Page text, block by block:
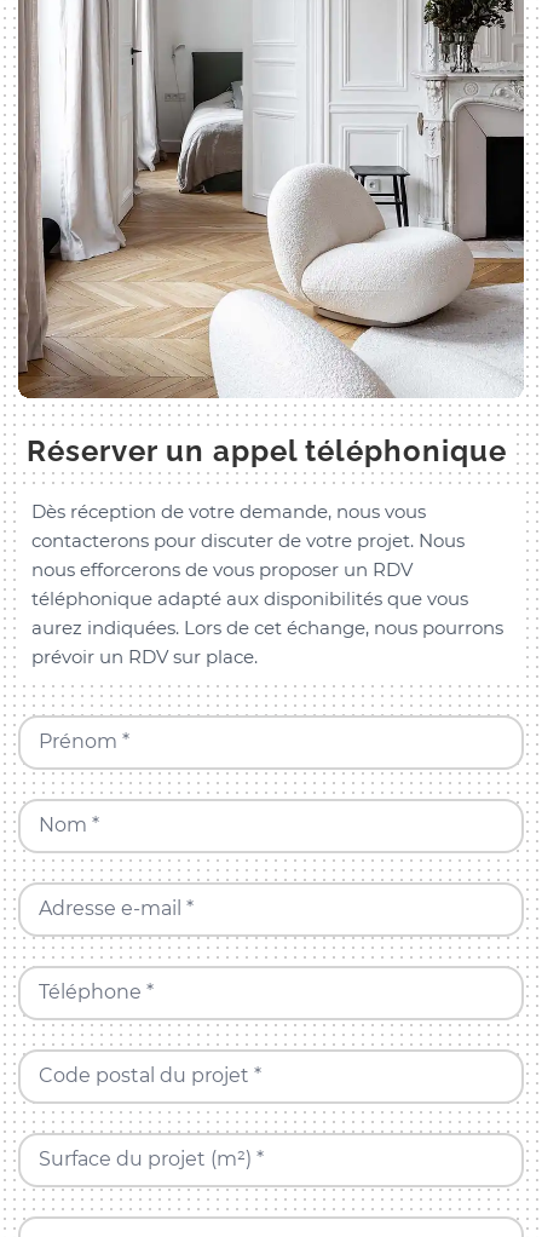
Réserver un appel téléphonique
Dès réception de votre demande, nous vous
contacterons pour discuter de votre projet. Nous
nous efforcerons de vous proposer un RDV
téléphonique adapté aux disponibilités que vous
aurez indiquées. Lors de cet échange, nous pourrons
prévoir un RDV sur place.
Prénom *
Nom *
Adresse e-mail *
Téléphone *
Code postal du projet *
Surface du projet (m²) *